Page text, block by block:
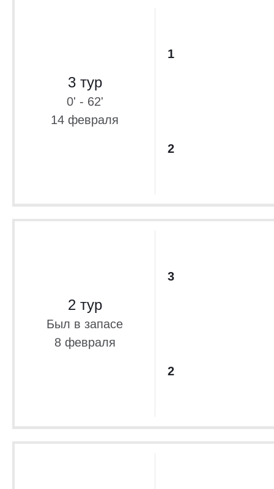
3 тур
0' - 62'
14 февраля
1
2
2 тур
Был в запасе
8 февраля
3
2